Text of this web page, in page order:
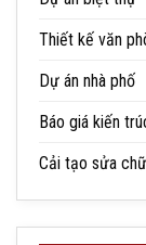
Thiết kế văn
Dự án nhà phố
Báo giá kiến
Cải tạo sửa